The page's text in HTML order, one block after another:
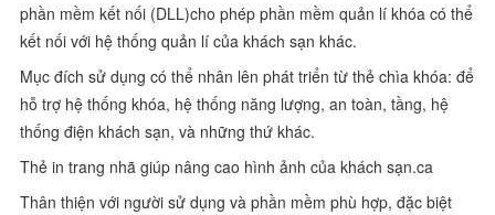
phần mềm kết nối (DLL)cho phép phần mềm quản lí khóa có thể
kết nối với hệ thống quản lí của khách sạn khác.
Mục đích sử dụng có thể nhân lên phát triển từ thẻ chìa khóa: để
hỗ trợ hệ thống khóa, hệ thống năng lượng, an toàn, tầng, hệ
thống điện khách sạn, và những thứ khác.
Thẻ in trang nhã giúp nâng cao hình ảnh của khách sạn.ca
Thân thiện với người sử dụng và phần mềm phù hợp, đặc biệt